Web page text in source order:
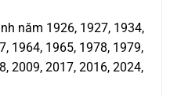
năm 1926, 1927, 1934,
1964, 1965, 1978, 1979,
2009, 2017, 2016, 2024,